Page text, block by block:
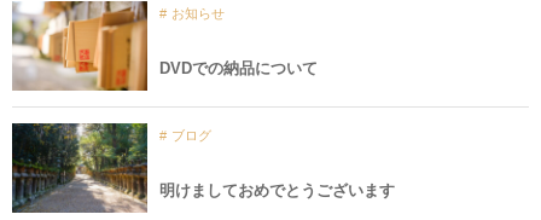
お知らせ
DVDでの納品について
ブログ
明けましておめでとうございます